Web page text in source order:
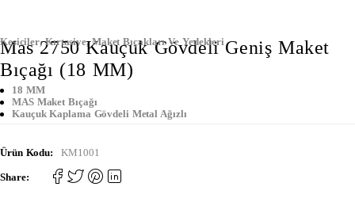
Kesiciler,Kırtasiye,Maket Bıçakları Ve Yedekleri
Mas 2750 Kauçuk Gövdeli Geniş Maket
Bıçağı (18 MM)
18 MM
MAS Maket Bıçağı
Kauçuk Kaplama Gövdeli Metal Ağızlı
Ürün Kodu: KM1001
Share: